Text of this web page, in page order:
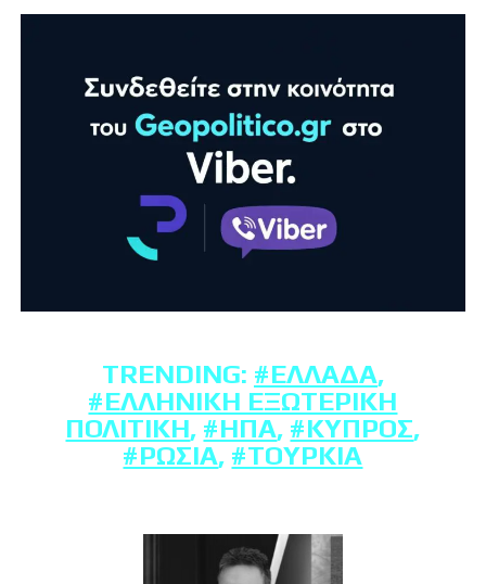
TRENDING: #ΕΛΛΆΔΑ,
#ΕΛΛΗΝΙΚΉ ΕΞΩΤΕΡΙΚΉ
ΠΟΛΙΤΙΚΉ, #ΗΠΑ, #ΚΎΠΡΟΣ,
#ΡΩΣΊΑ, #ΤΟΥΡΚΊΑ